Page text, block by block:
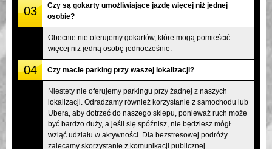
03
Czy są gokarty umożliwiające jazdę więcej niż jednej
osobie?
Obecnie nie oferujemy gokartów, które mogą pomieścić
więcej niż jedną osobę jednocześnie.
04 Czy macie parking przy waszej lokalizacji?
Niestety nie oferujemy parkingu przy żadnej z naszych
lokalizacji. Odradzamy również korzystanie z samochodu lub
Ubera, aby dotrzeć do naszego sklepu, ponieważ ruch może
być bardzo duży, a jeśli się spóźnisz, nie będziesz mógł
wziąć udziału w aktywności. Dla bezstresowej podróży
zalecamy skorzystanie z komunikacji publicznej.